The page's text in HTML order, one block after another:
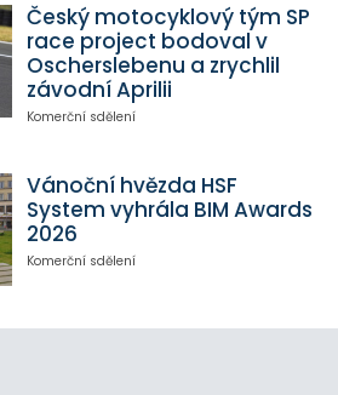
Český motocyklový tým SP
race project bodoval v
Oscherslebenu a zrychlil
závodní Aprilii
Komerční sdělení
Vánoční hvězda HSF
System vyhrála BIM Awards
2026
Komerční sdělení